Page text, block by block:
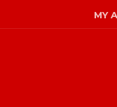
MY